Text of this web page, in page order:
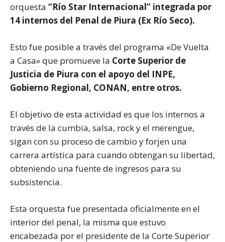
orquesta “Río Star Internacional” integrada por
14 internos del Penal de Piura (Ex Río Seco).
Esto fue posible a través del programa «De Vuelta
a Casa» que promueve la Corte Superior de
Justicia de Piura con el apoyo del INPE,
Gobierno Regional, CONAN, entre otros.
El objetivo de esta actividad es que los internos a
través de la cumbia, salsa, rock y el merengue,
sigan con su proceso de cambio y forjen una
carrera artística para cuando obtengan su libertad,
obteniendo una fuente de ingresos para su
subsistencia.
Esta orquesta fue presentada oficialmente en el
interior del penal, la misma que estuvo
encabezada por el presidente de la Corte Superior